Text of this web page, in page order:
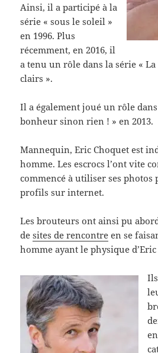
Ainsi, il a participé à la
série « sous le soleil »
en 1996. Plus
récemment, en 2016, il
a tenu un rôle dans la série «
clairs ».
Il a également joué un rôle
bonheur sinon rien ! » en 2013.
Mannequin, Eric Choquet est
homme. Les escrocs l’ont vite
commencé à utiliser ses photos
profils sur internet.
Les brouteurs ont ainsi pu
desites de rencontre en se
homme ayant le physique